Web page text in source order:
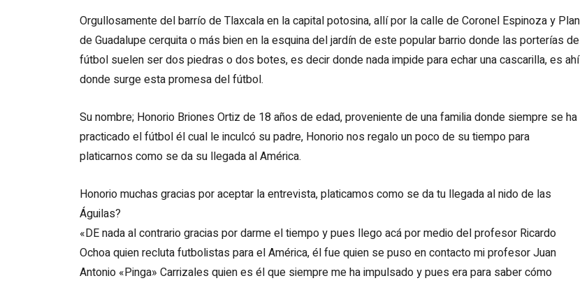
Orgullosamente del barrío de Tlaxcala en la capital potosina, allí por la calle de Coronel Espinoza y Plan
de Guadalupe cerquita o más bien en la esquina del jardín de este popular barrio donde las porterías de
fútbol suelen ser dos piedras o dos botes, es decir donde nada impide para echar una cascarilla, es ahí
donde surge esta promesa del fútbol.
Su nombre; Honorio Briones Ortiz de 18 años de edad, proveniente de una familia donde siempre se ha
practicado el fútbol él cual le inculcó su padre, Honorio nos regalo un poco de su tiempo para
platicarnos como se da su llegada al América.
Honorio muchas gracias por aceptar la entrevista, platicamos como se da tu llegada al nido de las
Águilas?
«DE nada al contrario gracias por darme el tiempo y pues llego acá por medio del profesor Ricardo
Ochoa quien recluta futbolistas para el América, él fue quien se puso en contacto mi profesor Juan
Antonio «Pinga» Carrizales quien es él que siempre me ha impulsado y pues era para saber cómo